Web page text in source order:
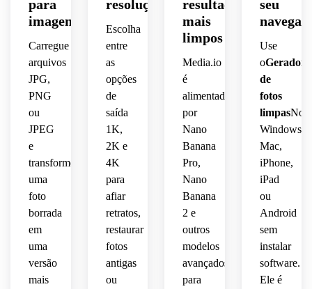
fios
de
cabelo
detalhados,
exposição
equilibrada
à luz
do
neutro
suave,
contraste
roupas,
refinando
reconstruindo
contraste,
preservando
mantendo
a luz
melhorando
plástica
e
fosca,
a
do
estúdio,
a
limpeza
fundo
branco,
e o
contraste,
a
textura
e as
margens
do
papel
e
um
resultado
realista
limpo
que
para
imagem
Carregue
arquivos
JPG,
PNG
ou
JPEG
e
transforme
uma
foto
borrada
em
uma
versão
mais
resolução
Escolha
entre
as
opções
de
saída
1K,
2K e
4K
para
afiar
retratos,
restaurar
fotos
antigas
ou
resultados
mais
limpos
Media.io
é
alimentado
por
Nano
Banana
Pro,
Nano
Banana
2 e
outros
modelos
avançados
para
seu
Use
oGerador
de
fotos
limpasNo
Windows,
Mac,
iPhone,
iPad
ou
Android
sem
instalar
software.
Ele é